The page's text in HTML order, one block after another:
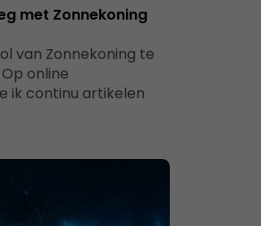
met Zonnekoning
van Zonnekoning te
online
ik continu artikelen